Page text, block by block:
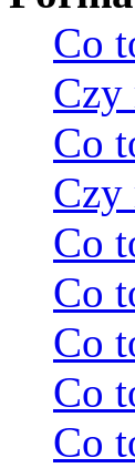
Co
Czy
Co
Czy
Co
Co
Co
Co
Co